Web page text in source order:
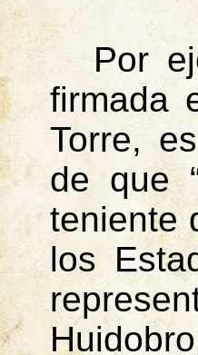
Por
firmada
Torre,
de que
teniente
los